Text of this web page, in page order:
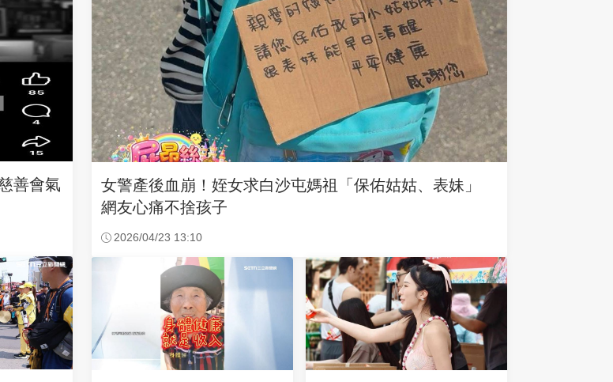
善會氣
女警產後血崩！姪女求白沙屯媽祖「保佑姑姑、表妹」
網友心痛不捨孩子
2026/04/23 13:10